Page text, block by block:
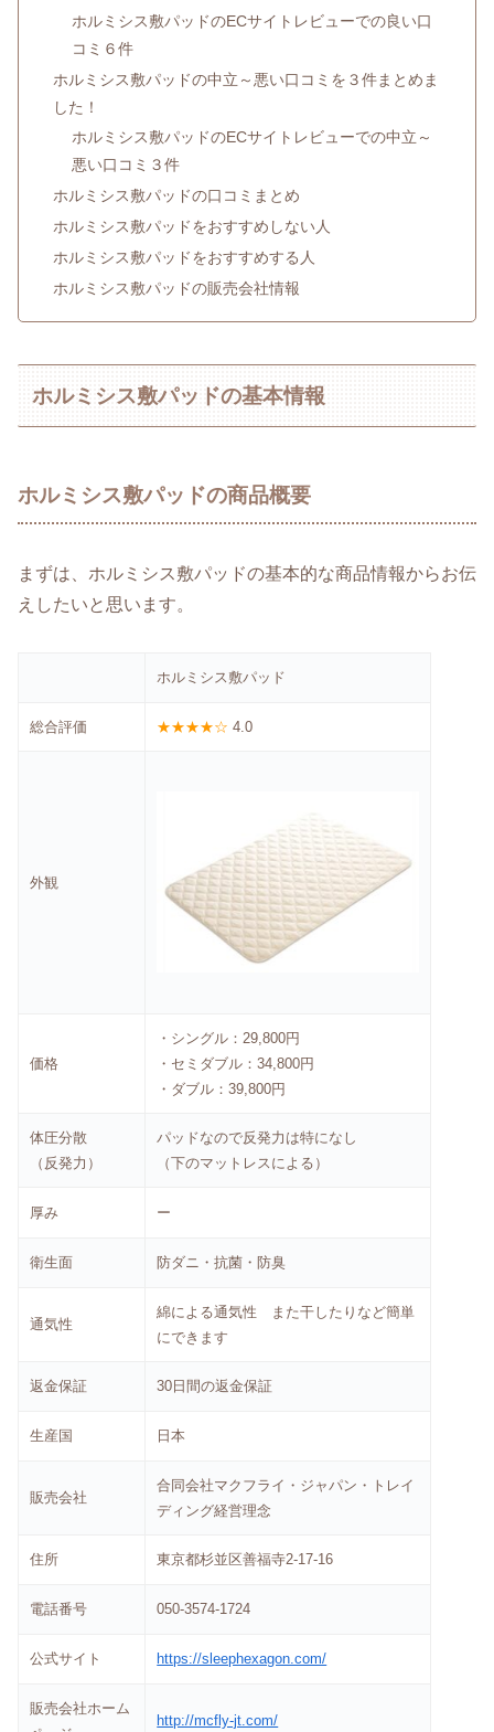
ホルミシス敷パッドのECサイトレビューでの良い口
コミ６件
ホルミシス敷パッドの中立～悪い口コミを３件まとめま
した！
ホルミシス敷パッドのECサイトレビューでの中立～
悪い口コミ３件
ホルミシス敷パッドの口コミまとめ
ホルミシス敷パッドをおすすめしない人
ホルミシス敷パッドをおすすめする人
ホルミシス敷パッドの販売会社情報
ホルミシス敷パッドの基本情報
ホルミシス敷パッドの商品概要
まずは、ホルミシス敷パッドの基本的な商品情報からお伝
えしたいと思います。
ホルミシス敷パッド
総合評価 ★★★★☆4.0
外観
価格
・シングル：29,800円
・セミダブル：34,800円
・ダブル：39,800円
体圧分散
（反発力）
パッドなので反発力は特になし
（下のマットレスによる）
厚み ー
衛生面 防ダニ・抗菌・防臭
通気性
綿による通気性 また干したりなど簡単
にできます
返金保証 30日間の返金保証
生産国 日本
販売会社
合同会社マクフライ・ジャパン・トレイ
ディング経営理念
住所 東京都杉並区善福寺2-17-16
電話番号 050-3574-1724
公式サイト https://sleephexagon.com/
販売会社ホーム
http://mcfly-jt.com/